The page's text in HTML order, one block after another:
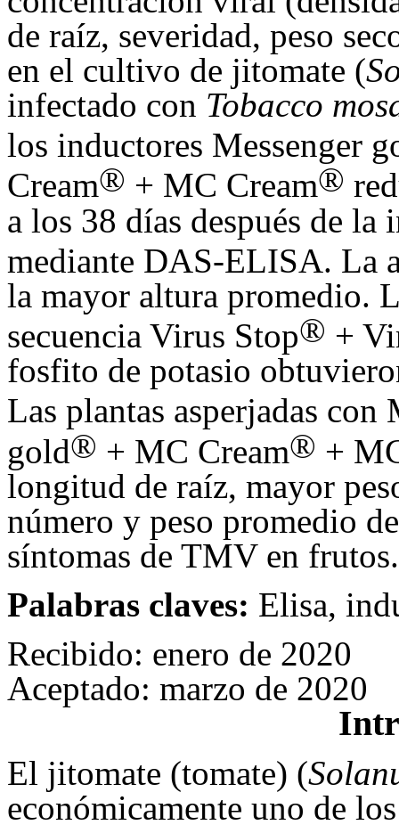
de raíz, severidad, peso
en el cultivo de jitomate (
infectado con Tobacco
los inductores Messenger
Cream® + MC Cream®
a los 38 días después de
mediante DAS-ELISA. La
la mayor altura promedio.
secuencia Virus Stop® +
fosfito de potasio
Las plantas asperjadas con
gold® + MC Cream® +
longitud de raíz, mayor
número y peso promedio
síntomas de TMV en frutos.
Palabras claves: Elisa,
Recibido: enero de 2020
Aceptado: marzo de 2020
El jitomate (tomate) (
económicamente uno de